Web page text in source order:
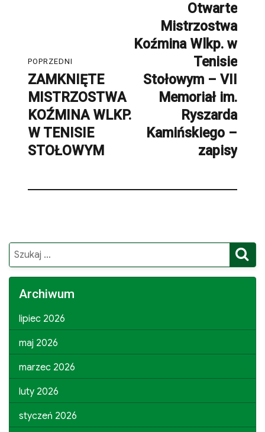
POPRZEDNI
Poprzedni
post:
ZAMKNIĘTE
MISTRZOSTWA
KOŹMINA WLKP.
W TENISIE
STOŁOWYM
Otwarte
Mistrzostwa
Koźmina Wlkp. w
Tenisie
Stołowym – VII
Memoriał im.
Ryszarda
Kamińskiego –
zapisy
Search
for:
Archiwum
lipiec 2026
maj 2026
marzec 2026
luty 2026
styczeń 2026